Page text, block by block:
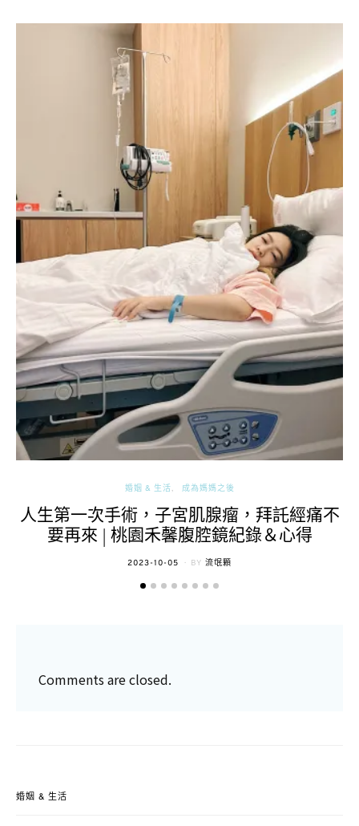
婚姻 & 生活 成為媽媽之後
人生第一次手術，子宮肌腺瘤，拜託經痛不
要再來 | 桃園禾馨腹腔鏡紀錄＆心得
POSTED
2023-10-05 BY 流氓顆
Comments are closed.
婚姻 & 生活